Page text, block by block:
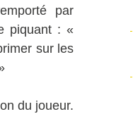
par
piquant : «
sur les
du joueur.